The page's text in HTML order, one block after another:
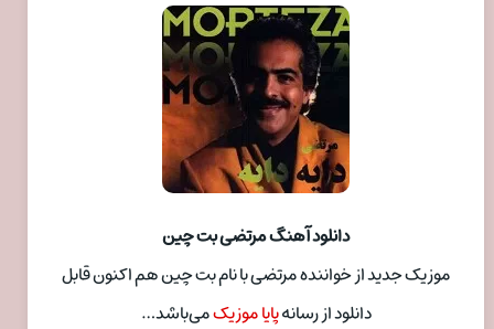
دانلود آهنگ مرتضی بت چین
موزیک جدید از خواننده مرتضی با نام بت چین هم اکنون قابل
دانلود از رسانهپایا موزیکمی‌باشد…